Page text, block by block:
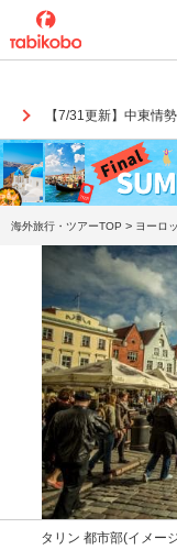
【7/31更新】中東情
海外旅行・ツアーTOP > ヨーロ
タリン 都市部(イメー